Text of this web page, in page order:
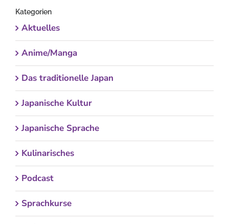
Kategorien
Aktuelles
Anime/Manga
Das traditionelle Japan
Japanische Kultur
Japanische Sprache
Kulinarisches
Podcast
Sprachkurse